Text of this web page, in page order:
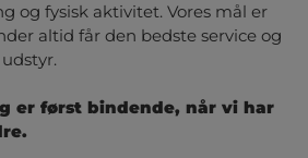
og fysisk aktivitet. Vores mål er
altid får den bedste service og
er først bindende, når vi har